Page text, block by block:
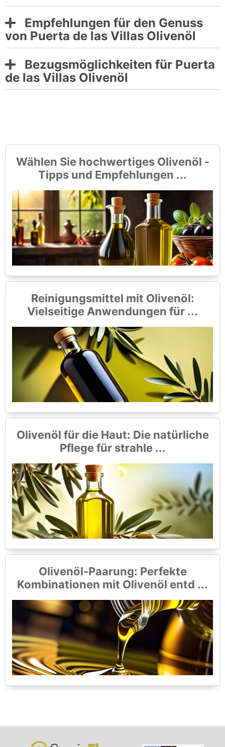
Empfehlungen für den Genuss
von Puerta de las Villas Olivenöl
Bezugsmöglichkeiten für Puerta
de las Villas Olivenöl
Wählen Sie hochwertiges Olivenöl -
Tipps und Empfehlungen ...
Reinigungsmittel mit Olivenöl:
Vielseitige Anwendungen für ...
Olivenöl für die Haut: Die natürliche
Pflege für strahle ...
Olivenöl-Paarung: Perfekte
Kombinationen mit Olivenöl entd ...